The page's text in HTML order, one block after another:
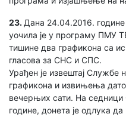
23. Дана 24.04.2016.
уочила је у програму ПМУ
тишине два графикона са
гласова за СНС и СПС.
Урађен је извештај Службе
графикона и извињења
вечерњих сати. На
године, донета је одлука